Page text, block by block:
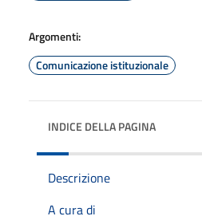
Argomenti:
Comunicazione istituzionale
INDICE DELLA PAGINA
Descrizione
A cura di